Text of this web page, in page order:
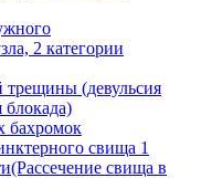
2 категории
трещины (девульсия
блокада)
бахромок
свища 1
свища в